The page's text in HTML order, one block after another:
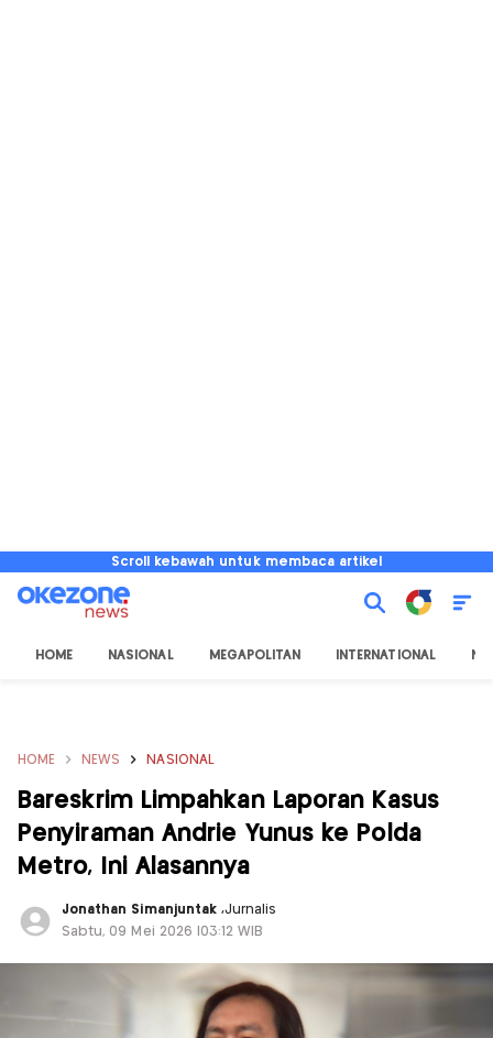
Scroll kebawah untuk membaca artikel
HOME NASIONAL MEGAPOLITAN INTERNATIONAL
HOME NEWS NASIONAL
Bareskrim Limpahkan Laporan Kasus
Penyiraman Andrie Yunus ke Polda
Metro, Ini Alasannya
Jonathan Simanjuntak,Jurnalis
Sabtu, 09 Mei 2026 |03:12 WIB